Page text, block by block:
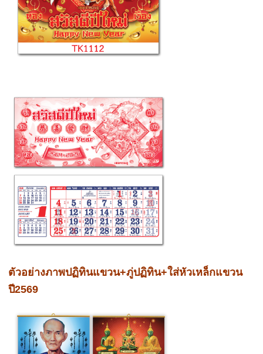
ตัวอย่างภาพปฏิทินแขวน+ภู่ปฏิทิน+ใส่หัวเหล็กแขวน
ปี2569